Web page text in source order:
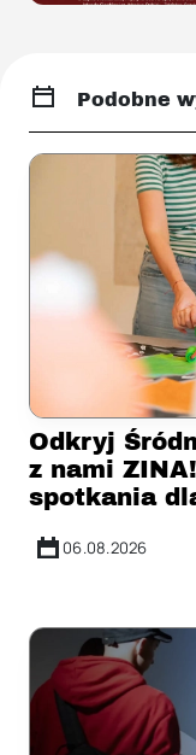
Podobne
Odkryj
z nami
spotkania
06.08.2026